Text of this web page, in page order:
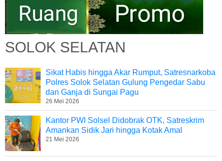
SOLOK SELATAN
Sikat Habis hingga Akar Rumput, Satresnarkoba
Polres Solok Selatan Gulung Pengedar Sabu
dan Ganja di Sungai Pagu
26 Mei 2026
Kantor PWI Solsel Didobrak OTK, Satreskrim
Amankan Sidik Jari hingga Kotak Amal
21 Mei 2026